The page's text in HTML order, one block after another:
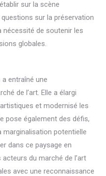
sur la scène
sur la préservation
nécessité de soutenir les
globales.
entraîné une
de l’art. Elle a élargi
et modernisé les
pose également des défis,
marginalisation potentielle
dans ce paysage en
du marché de l’art
avec une reconnaissance